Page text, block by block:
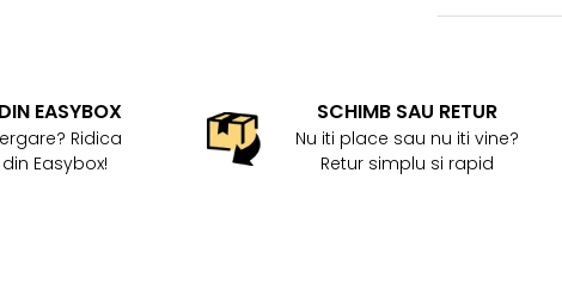
EASYBOX
Ridica
Easybox!
SCHIMB SAU RETUR
Nu iti place sau nu iti vine?
Retur simplu si rapid